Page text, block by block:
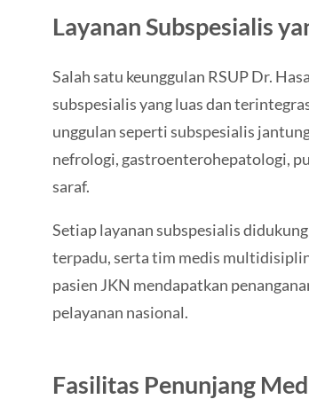
Layanan Subspesialis
Salah satu keunggulan RSUP Dr.
subspesialis yang luas dan
unggulan seperti subspesialis
nefrologi, gastroenterohepatologi,
saraf.
Setiap layanan subspesialis
terpadu, serta tim medis
pasien JKN mendapatkan
pelayanan nasional.
Fasilitas Penunjang